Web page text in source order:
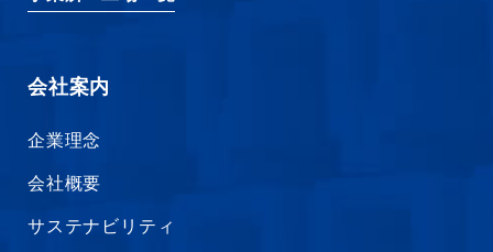
会社案内
企業理念
会社概要
サステナビリティ